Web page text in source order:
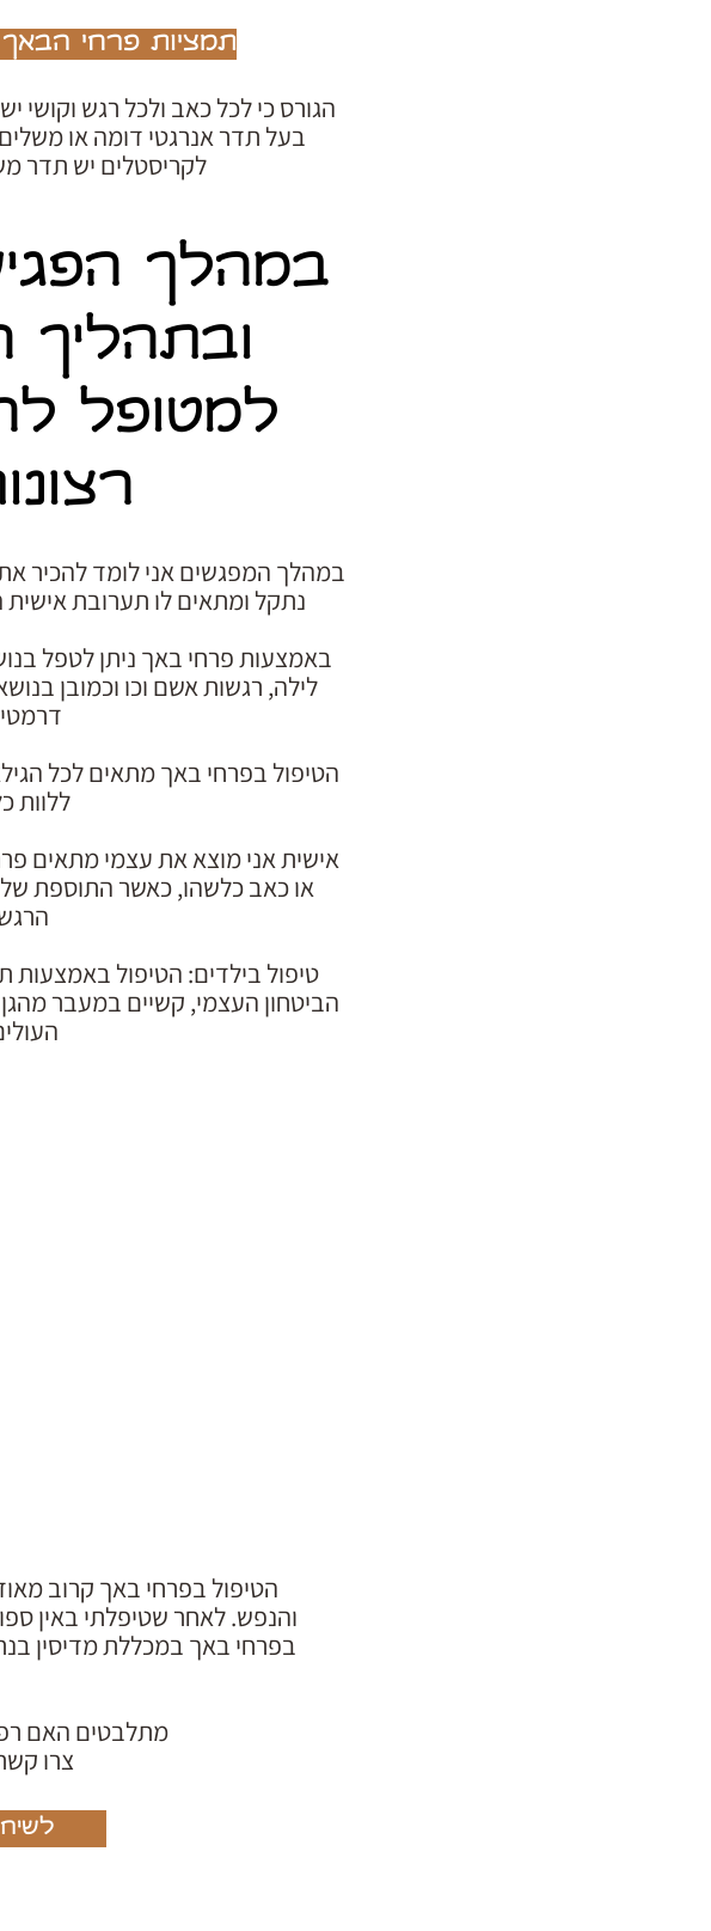
תמציות פרחי
הגורס כי לכל כאב ולכל רגש
בעל תדר אנרגטי דומה או
לקריסטלים יש תדר
במהלך
ובתהליך
למטופל
במהלך המפגשים אני לומד להכיר
נתקל ומתאים לו תערובת אישית
באמצעות פרחי באך ניתן לטפל
לילה, רגשות אשם וכו וכמובן
הטיפול בפרחי באך מתאים לכל
ללוות
אישית אני מוצא את עצמי מתאים
או כאב כלשהו, כאשר התוספת
טיפול בילדים: הטיפול באמצעות
הביטחון העצמי, קשיים במעבר מהגן
הטיפול בפרחי באך קרוב
והנפש. לאחר שטיפלתי באין
בפרחי באך במכללת מדיסין
מתלבטים האם
צרו
<